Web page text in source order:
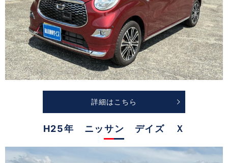
詳細はこちら
H25年 ニッサン デイズ Ｘ